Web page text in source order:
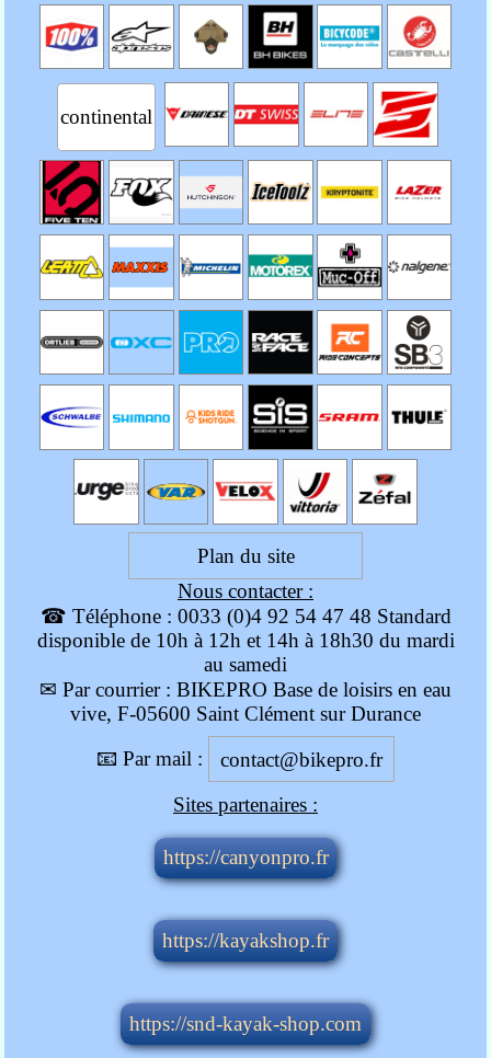
Tissu extensible tissé en
polyester recyclé exactement
comme celui de notre maillot
Protection solaire optimale de
classe UPF 50+
Coupe traditionnelle typique
des casquettes de cyclisme
Visière renforcée
Bouton avec logo du
scorpion
poids : 31 g
Référence : 4523031-294
continental
Plan du site
Nous contacter :
☎ Téléphone : 0033 (0)4 92 54 47 48 Standard
disponible de 10h à 12h et 14h à 18h30 du mardi
au samedi
✉ Par courrier : BIKEPRO Base de loisirs en eau
vive, F-05600 Saint Clément sur Durance
📧 Par mail :
contact@bikepro.fr
Sites partenaires :
https://canyonpro.fr
https://kayakshop.fr
https://snd-kayak-shop.com